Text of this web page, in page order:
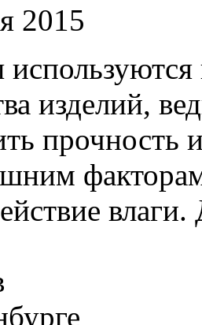
2015
изделий,
прочность